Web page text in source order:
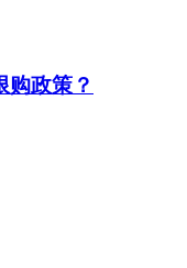
购政策？